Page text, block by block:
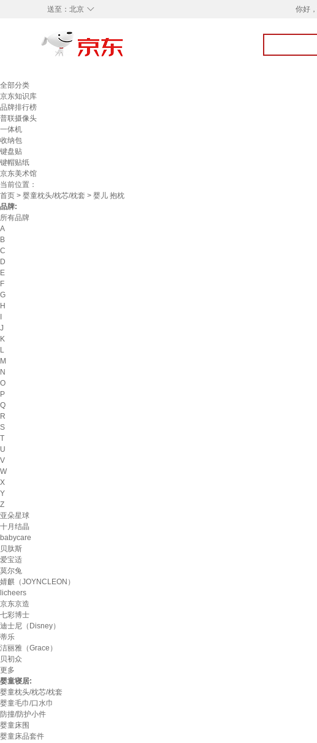
◇
送至： 北京 你好，
全部分类
京东知识库
品牌排行榜
普联摄像头
一体机
收纳包
键盘贴
键帽贴纸
京东美术馆
当前位置：
首页 > 婴童枕头/枕芯/枕套 > 婴儿 抱枕
品牌:
所有品牌
A
B
C
D
E
F
G
H
J
K
L
M
N
O
P
Q
R
S
T
U
V
W
X
Y
Z
亚朵星球
十月结晶
babycare
贝肽斯
爱宝适
莫尔兔
婧麒（JOYNCLEON）
licheers
京东京造
七彩博士
迪士尼（Disney）
蒂乐
洁丽雅（Grace）
贝初众
更多
婴童寝居:
婴童枕头/枕芯/枕套
婴童毛巾/口水巾
防撞/防护小件
婴童床围
婴童床品套件